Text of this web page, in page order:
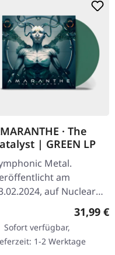
· The
| GREEN LP
Metal.
am
auf Nuclear
Blast Records. Grünes
Vinyl. Die schwedische
Metal-Sensation
liefert mit…
31,99 €
Sofort verfügbar,
1-2 Werktage